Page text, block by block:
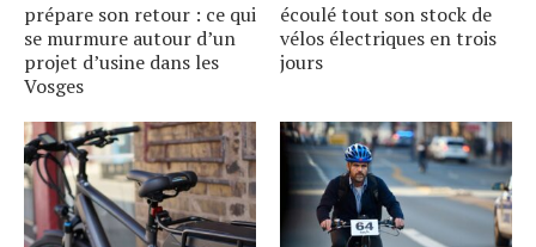
prépare son retour : ce qui
se murmure autour dʼun
projet dʼusine dans les
Vosges
écoulé tout son stock de
vélos électriques en trois
jours